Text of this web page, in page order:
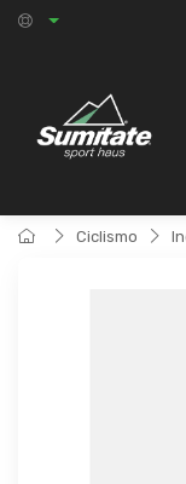
Ciclismo